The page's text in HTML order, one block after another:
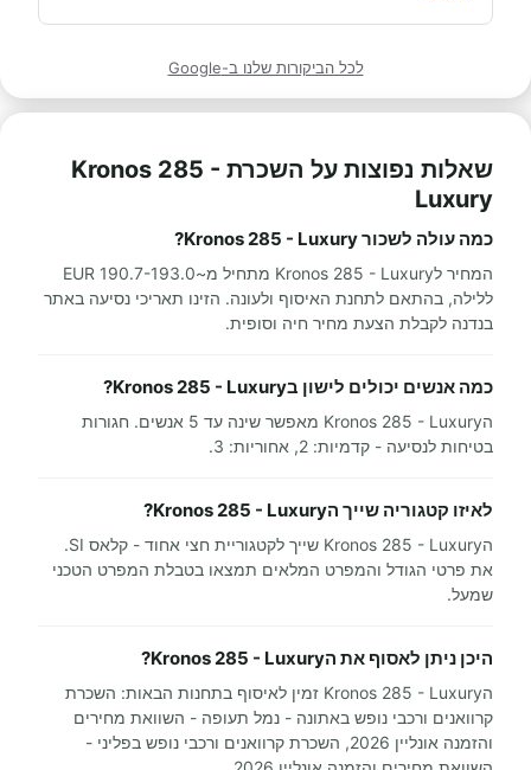
לכל הביקורות שלנו ב-Google
שאלות נפוצות על השכרת Kronos 285 -
Luxury
כמה עולה לשכור Kronos 285 - Luxury?
המחיר לKronos 285 - Luxury מתחיל מ~190.7-193.0 EUR
ללילה, בהתאם לתחנת האיסוף ולעונה. הזינו תאריכי נסיעה באתר
בנדנה לקבלת הצעת מחיר חיה וסופית.
כמה אנשים יכולים לישון בKronos 285 - Luxury?
הKronos 285 - Luxury מאפשר שינה עד 5 אנשים. חגורות
בטיחות לנסיעה - קדמיות: 2, אחוריות: 3.
לאיזו קטגוריה שייך הKronos 285 - Luxury?
הKronos 285 - Luxury שייך לקטגוריית חצי אחוד - קלאס SI.
את פרטי הגודל והמפרט המלאים תמצאו בטבלת המפרט הטכני
שמעל.
היכן ניתן לאסוף את הKronos 285 - Luxury?
הKronos 285 - Luxury זמין לאיסוף בתחנות הבאות: השכרת
קרוואנים ורכבי נופש באתונה - נמל תעופה - השוואת מחירים
והזמנה אונליין 2026, השכרת קרוואנים ורכבי נופש בפליני -